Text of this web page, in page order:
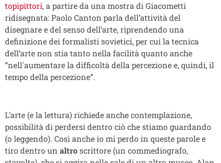
topipittori, a partire da una mostra di Giacometti
ridisegnata: Paolo Canton parla dell’attività del
disegnare e del senso dell’arte, riprendendo una
definizione dei formalisti sovietici, per cui la tecnica
dell’arte non stia tanto nella facilità quanto anche
“nell'aumentare la difficoltà della percezione e, quindi, il
tempo della percezione”.
L’arte (e la lettura) richiede anche contemplazione,
possibilità di perdersi dentro ciò che stiamo guardando
(o leggendo). Così anche io mi perdo in queste parole e
tiro dentro un altroscrittore (un commediografo,